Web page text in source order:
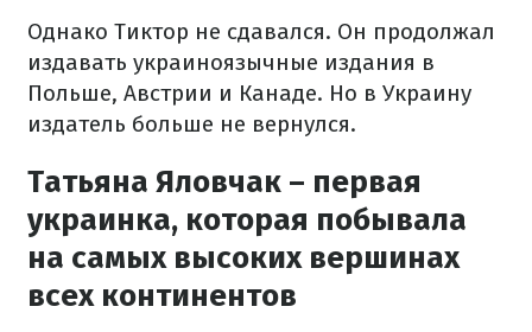
Однако Тиктор не сдавался. Он продолжал
издавать украиноязычные издания в
Польше, Австрии и Канаде. Но в Украину
издатель больше не вернулся.
Татьяна Яловчак – первая
украинка, которая побывала
на самых высоких вершинах
всех континентов